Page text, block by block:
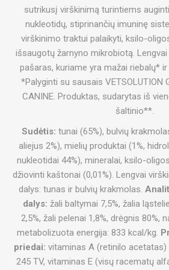
sutrikusį virškinimą turintiems
nukleotidų, stiprinančių imuninę
virškinimo traktui palaikyti, ksilo-
išsaugotų žarnyno mikrobiotą.
pašaras, kuriame yra mažai riebalų*
*Palyginti su sausais VETSOLUTION
CANINE. Produktas, sudarytas iš
šaltinio**.
Sudėtis: tunai (65%), bulvių
aliejus 2%), mielių produktai (1%,
nukleotidai 44%), mineralai, ksilo-
džiovinti kaštonai (0,01%). Lengvai
dalys: tunas ir bulvių krakmolas.
dalys: žali baltymai 7,5%, žalia
2,5%, žali pelenai 1,8%, drėgnis 80%,
metabolizuota energija: 833 kcal/kg.
priedai: vitaminas A (retinilo acetatas)
245 TV, vitaminas E (visų racematų